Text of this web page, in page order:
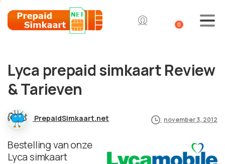
0
Lyca prepaid simkaart Review
& Tarieven
PrepaidSimkaart.net november 3, 2012
Bestelling van onze
Lyca simkaart